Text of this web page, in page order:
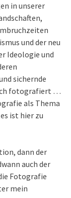
in unserer
und der neu
Ideologie und
sichernde
ich fotografiert …
als Thema
ist hier zu
dann der
auch der
Fotografie
mein